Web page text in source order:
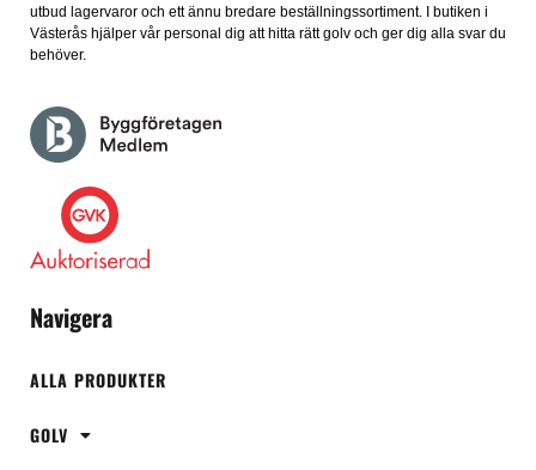
utbud lagervaror och ett ännu bredare beställningssortiment. I butiken i
Västerås hjälper vår personal dig att hitta rätt golv och ger dig alla svar du
behöver.
Navigera
ALLA PRODUKTER
GOLV